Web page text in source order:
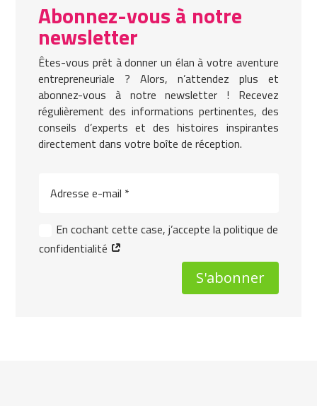
Abonnez-vous à notre
newsletter
Êtes-vous prêt à donner un élan à votre aventure
entrepreneuriale ? Alors, n’attendez plus et
abonnez-vous à notre newsletter ! Recevez
régulièrement des informations pertinentes, des
conseils d’experts et des histoires inspirantes
directement dans votre boîte de réception.
En cochant cette case, j’accepte la politique de
confidentialité
S'abonner